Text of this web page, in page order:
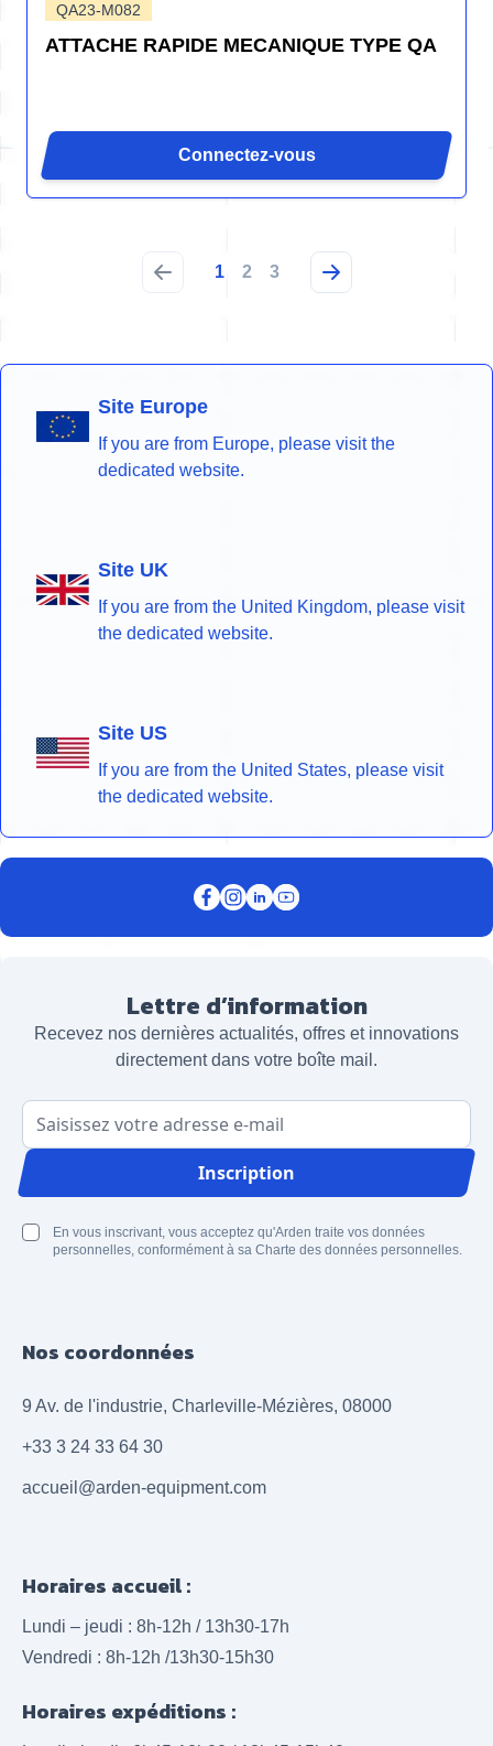
QA23-M082
ATTACHE RAPIDE MECANIQUE TYPE QA
Connectez-vous
1 2 3
Site Europe
If you are from Europe, please visit the
dedicated website.
Site UK
If you are from the United Kingdom, please visit
the dedicated website.
Site US
If you are from the United States, please visit
the dedicated website.
Lettre d’information
Recevez nos dernières actualités, offres et innovations
directement dans votre boîte mail.
Adresse email
Inscription
En vous inscrivant, vous acceptez qu'Arden traite vos données
personnelles, conformément à sa Charte des données personnelles.
Nos coordonnées
9 Av. de l'industrie, Charleville-Mézières, 08000
+33 3 24 33 64 30
accueil@arden-equipment.com
Horaires accueil :
Lundi – jeudi : 8h-12h / 13h30-17h
Vendredi : 8h-12h /13h30-15h30
Horaires expéditions :